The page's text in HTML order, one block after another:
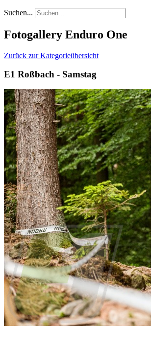
Suchen...
Fotogallery Enduro One
Zurück zur Kategorieübersicht
E1 Roßbach - Samstag